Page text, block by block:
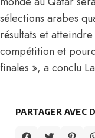
sélections arabes
résultats et
compétition et
finales », a conclu
PARTAGER AVEC